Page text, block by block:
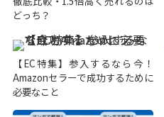
どっち？
【EC特集】参入するなら今！
Amazonセラーで成功するために
必要なこと